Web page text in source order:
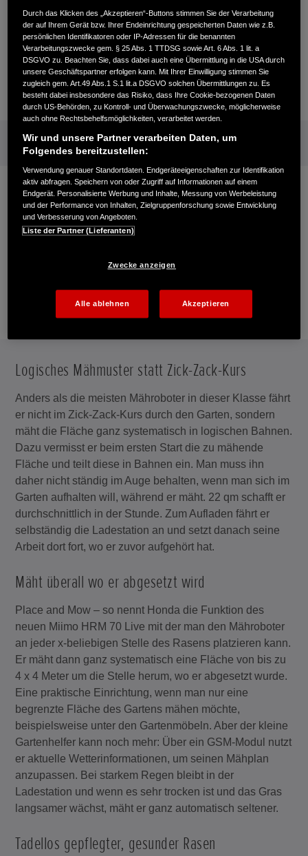
Logisches Mähmuster statt Zick-Zack-Kurs
Anders als die meisten Mähroboter in dieser Klasse fährt
er nicht im Zick-Zack-Kurs durch den Garten, sondern
mäht die Fläche ganz systematisch in logischen Bahnen.
Dazu vermisst er beim ersten Start die zu mähende
Fläche und teilt diese in Bahnen ein. Man muss ihn
daher nicht ständig im Auge behalten, wenn man sich im
Garten aufhalten will, während er mäht. 22 qm schafft er
durchschnittlich in der Stunde. Zum Aufladen fährt er
selbständig die Ladestation an und setzt danach seine
Arbeit dort fort, wo er zuvor aufgehört hat.
Mäht überall wo er abgesetzt wird
Place and Mow – so nennt Honda die Funktion des
neuen Miimo HRM 70 Live mit der man den Mähroboter
an jeder x-beliebigen Stelle des Rasens platzieren kann.
Er mäht dann ganz systematisch eine Fläche von bis zu
4 x 4 Meter um die Stelle herum, wo er abgesetzt wurde.
Eine praktische Einrichtung, wenn man nur eine
begrenzte Fläche des Gartens mähen möchte,
beispielsweise unter den Gartenmöbeln. Aber der kleine
Gartenhelfer kann noch mehr: Über ein GSM-Modul nutzt
er aktuelle Wetterinformationen, um seinen Mähplan
anzupassen. Bei starkem Regen bleibt in der
Ladestation und wenn es sehr trocken ist und das Gras
langsamer wächst, mäht er ganz automatisch seltener.
Tadellos gepflegter, gesunder Rasen
Durch das Klicken des „Akzeptieren“-Buttons stimmen Sie der Verarbeitung
der auf Ihrem Gerät bzw. Ihrer Endeinrichtung gespeicherten Daten wie z.B.
persönlichen Identifikatoren oder IP-Adressen für die benannten
Verarbeitungszwecke gem. § 25 Abs. 1 TTDSG sowie Art. 6 Abs. 1 lit. a
DSGVO zu. Beachten Sie, dass dabei auch eine Übermittlung in die USA durch
unsere Geschäftspartner erfolgen kann. Mit Ihrer Einwilligung stimmen Sie
zugleich gem. Art.49 Abs.1 S.1 lit.a DSGVO solchen Übermittlungen zu. Es
besteht dabei insbesondere das Risiko, dass Ihre Cookie-bezogenen Daten
durch US-Behörden, zu Kontroll- und Überwachungszwecke, möglicherweise
auch ohne Rechtsbehelfsmöglichkeiten, verarbeitet werden.
Wir und unsere Partner verarbeiten Daten, um
Folgendes bereitzustellen:
Verwendung genauer Standortdaten. Endgeräteeigenschaften zur Identifikation
aktiv abfragen. Speichern von oder Zugriff auf Informationen auf einem
Endgerät. Personalisierte Werbung und Inhalte, Messung von Werbeleistung
und der Performance von Inhalten, Zielgruppenforschung sowie Entwicklung
und Verbesserung von Angeboten.
Liste der Partner (Lieferanten)
Zwecke anzeigen
Alle ablehnen Akzeptieren